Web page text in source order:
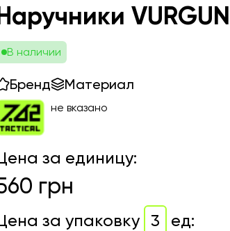
VURGUN
В наличии
Бренд Материал
не вказано
за единицу:
грн
за упаковку 3 ед: